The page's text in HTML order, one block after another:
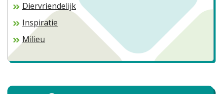
Diervriendelijk
Inspiratie
Milieu